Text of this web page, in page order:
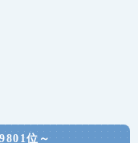
位～